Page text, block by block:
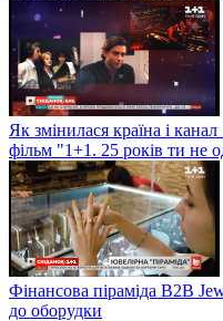
Як змінилася країна і
фільм "1+1. 25 років ти не
Фінансова піраміда B2B
до оборудки